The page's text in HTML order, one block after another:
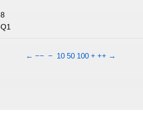
← −− − 10 50 100 + ++ →